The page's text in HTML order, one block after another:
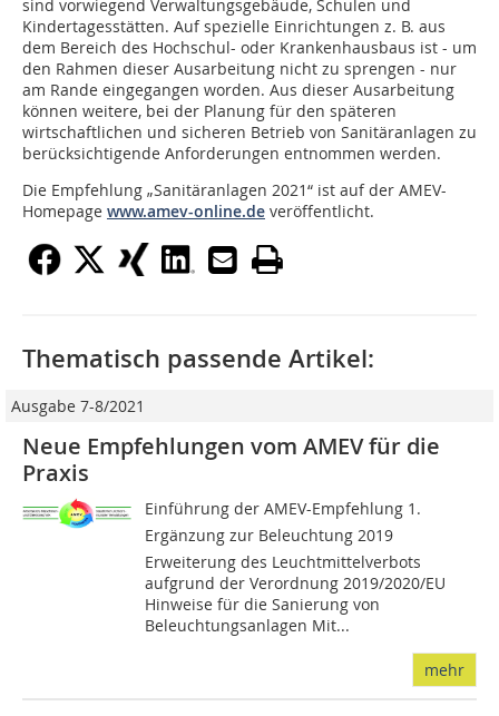
sind vorwiegend Verwaltungsgebäude, Schulen und
Kindertagesstätten. Auf spezielle Einrichtungen z. B. aus
dem Bereich des Hochschul- oder Krankenhausbaus ist - um
den Rahmen dieser Ausarbeitung nicht zu sprengen - nur
am Rande eingegangen worden. Aus dieser Ausarbeitung
können weitere, bei der Planung für den späteren
wirtschaftlichen und sicheren Betrieb von Sanitäranlagen zu
berücksichtigende Anforderungen entnommen werden.
Die Empfehlung „Sanitäranlagen 2021“ ist auf der AMEV-
Homepage www.amev-online.de veröffentlicht.
Thematisch passende Artikel:
Ausgabe 7-8/2021
Neue Empfehlungen vom AMEV für die
Praxis
Einführung der AMEV-Empfehlung 1.
Ergänzung zur Beleuchtung 2019
Erweiterung des Leuchtmittelverbots
aufgrund der Verordnung 2019/2020/EU
Hinweise für die Sanierung von
Beleuchtungsanlagen Mit...
mehr